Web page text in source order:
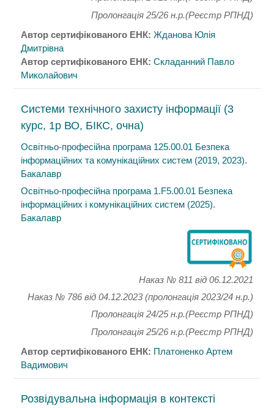
Пролонгація 25/26 н.р.(Реєстр РПНД)
Автор сертифікованого ЕНК:Жданова Юлія
Дмитрівна
Автор сертифікованого ЕНК:Складанний Павло
Миколайович
Системи технічного захисту інформації (3
курс, 1р ВО, БІКС, очна)
Освітньо-професійна програма 125.00.01 Безпека
інформаційних та комунікаційних систем (2019, 2023).
Бакалавр
Освітньо-професійна програма 1.F5.00.01 Безпека
інформаційних і комунікаційних систем (2025).
Бакалавр
Наказ № 811 від 06.12.2021
Наказ № 786 від 04.12.2023 (пролонгація 2023/24 н.р.)
Пролонгація 24/25 н.р.(Реєстр РПНД)
Пролонгація 25/26 н.р.(Реєстр РПНД)
Автор сертифікованого ЕНК: Платоненко Артем
Вадимович
Розвідувальна інформація в контексті